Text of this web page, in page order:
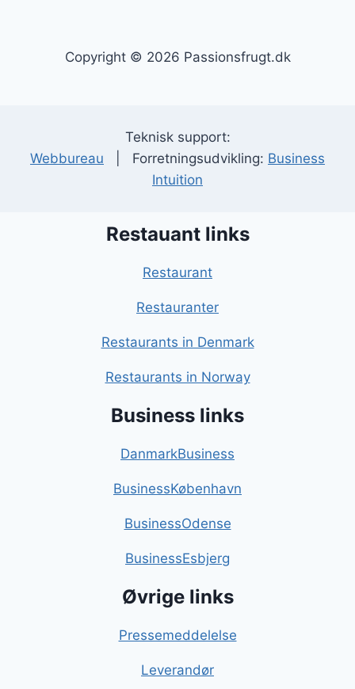
Copyright © 2026 Passionsfrugt.dk
Teknisk support:
Webbureau | Forretningsudvikling: Business
Intuition
Restauant links
Restaurant
Restauranter
Restaurants in Denmark
Restaurants in Norway
Business links
DanmarkBusiness
BusinessKøbenhavn
BusinessOdense
BusinessEsbjerg
Øvrige links
Pressemeddelelse
Leverandør